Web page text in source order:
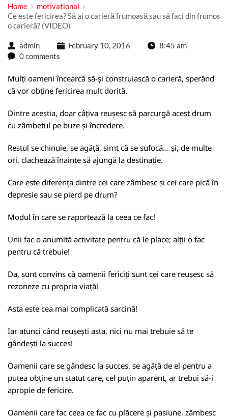
Home
motivational
Ce este fericirea? Să ai o carieră frumoasă sau să faci din frumos
o carieră? (VIDEO)
admin February 10, 2016
8:45 am
0 comments
Mulți oameni încearcă să-și construiască o carieră, sperând
că vor obține fericirea mult dorită.
Dintre aceștia, doar câțiva reușesc să parcurgă acest drum
cu zâmbetul pe buze și încredere.
Restul se chinuie, se agăță, simt că se sufocă... și, de multe
ori, clachează înainte să ajungă la destinație.
Care este diferența dintre cei care zâmbesc și cei care pică în
depresie sau se pierd pe drum?
Modul în care se raportează la ceea ce fac!
Unii fac o anumită activitate pentru că le place; alții o fac
pentru că trebuie!
Da, sunt convins că oamenii fericiți sunt cei care reușesc să
rezoneze cu propria viață!
Asta este cea mai complicată sarcină!
Iar atunci când reușești asta, nici nu mai trebuie să te
gândești la succes!
Oamenii care se gândesc la succes, se agăță de el pentru a
putea obține un statut care, cel puțin aparent, ar trebui să-i
apropie de fericire.
Oamenii care fac ceea ce fac cu plăcere și pasiune, zâmbesc